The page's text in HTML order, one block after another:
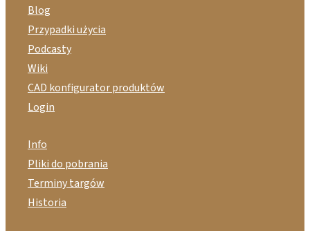
Blog
Przypadki użycia
Podcasty
Wiki
CAD konfigurator produktów
Login
Info
Pliki do pobrania
Terminy targów
Historia